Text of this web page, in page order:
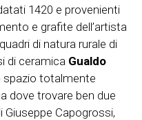
1420 e provenienti
e grafite dell’artista
di natura rurale di
di ceramica Gualdo
spazio totalmente
dove trovare ben due
Capogrossi,